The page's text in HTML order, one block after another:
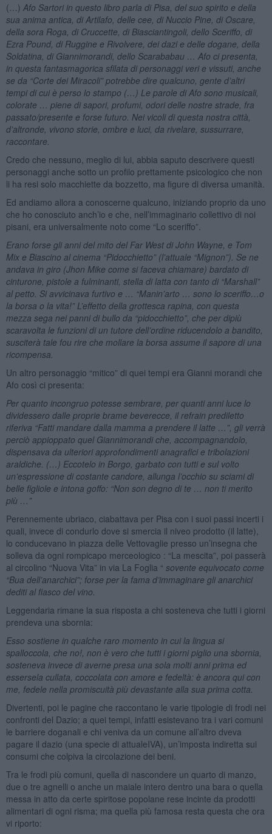
(…) Afo Sartori in questo libro parla di Pisa, del suo spirito e della
sua anima antica, di Artilafo, delle cee, di Nuccio Pine, di Oscare,
della sora Roga, di Cruccette, di Biasciantingoli, dello Sceriffo, di
Ezra Pound, di Ruggine e Rivolvere, dei dazi e delle dogane, della
Soldatina, di Giannimorandi, dello Scarababau … Afo ci presenta,
in questa fantasmagorica sfilata di personaggi veri e vissuti, anche
se da “Corte dei Miracoli” potrebbe dire qualcuno, gente d’altri
tempi di cui è perso lo stampo (…) Le parole di Afo sono musicali,
colorate … piene di sapori, profumi, odori delle nostre strade, fra
passato/presente e forse futuro. Nei vicoli di questa nostra città,
d’altronde, vivono storie, ombre e luci, da rivelare, sussurrare,
raccontare.
Credo che nessuno, meglio di lui, abbia saputo descrivere questi
personaggi anche sotto un profilo prettamente psicologico che non
li ha resi solo macchiette da bozzetto, ma figure di diversa umanità.
Ed andiamo allora a conoscerne qualcuno, iniziando proprio da uno
che ho conosciuto anch’io e che, nell’immaginario collettivo di noi
pisani, era universalmente noto come “Lo sceriffo”.
Erano forse gli anni del mito del Far West di John Wayne, e Tom
Mix e Biascino al cinema “Pidocchietto” (l’attuale “Mignon”). Se ne
andava in giro (Jhon Mike come si faceva chiamare) bardato di
cinturone, pistole a fulminanti, stella di latta con tanto di “Marshall”
al petto. Si avvicinava furtivo e … “Manin’arto … sono lo sceriffo…o
la borsa o la vita!” L’effetto della grottesca rapina, con questa
mezza sega nei panni di bullo da “pidocchietto”, che per dipiù
scaravolta le funzioni di un tutore dell’ordine riducendolo a bandito,
susciterà tale fou rire che mollare la borsa assume il sapore di una
ricompensa.
Un altro personaggio “mitico” di quei tempi era Gianni morandi che
Afo così ci presenta:
Per quanto incongruo potesse sembrare, per quanti anni luce lo
dividessero dalle proprie brame beverecce, il refrain prediletto
riferiva “Fatti mandare dalla mamma a prendere il latte …”, gli verrà
perciò appioppato quel Giannimorandi che, accompagnandolo,
dispensava da ulteriori approfondimenti anagrafici e tribolazioni
araldiche. (…) Eccotelo in Borgo, garbato con tutti e sul volto
un’espressione di costante candore, allunga l’occhio su sciami di
belle figliole e intona goffo: “Non son degno di te … non ti merito
più …”
Perennemente ubriaco, ciabattava per Pisa con i suoi passi incerti i
quali, invece di condurlo dove si smercia il niveo prodotto (il latte),
lo conducevano in piazza delle Vettovaglie presso un’insegna che
solleva da ogni rompicapo merceologico : “La mescita”, poi passerà
al circolino “Nuova Vita” in via La Foglia “ sovente equivocato come
“Bua dell’anarchici”; forse per la fama d’immaginare gli anarchici
dediti al fiasco del vino.
Leggendaria rimane la sua risposta a chi sosteneva che tutti i giorni
prendeva una sbornia:
Esso sostiene in qualche raro momento in cui la lingua si
spalloccola, che no!, non è vero che tutti i giorni piglio una sbornia,
sosteneva invece di averne presa una sola molti anni prima ed
essersela cullata, coccolata con amore e fedeltà: è ancora qui con
me, fedele nella promiscuità più devastante alla sua prima cotta.
Divertenti, poi le pagine che raccontano le varie tipologie di frodi nei
confronti del Dazio; a quei tempi, infatti esistevano tra i vari comuni
le barriere doganali e chi veniva da un comune all’altro dveva
pagare il dazio (una specie di attualeIVA), un’imposta indiretta sui
consumi che colpiva la circolazione dei beni.
Tra le frodi più comuni, quella di nascondere un quarto di manzo,
due o tre agnelli o anche un maiale intero dentro una bara o quella
messa in atto da certe spiritose popolane rese incinte da prodotti
alimentari di ogni risma; ma quella più famosa resta questa che ora
vi riporto: